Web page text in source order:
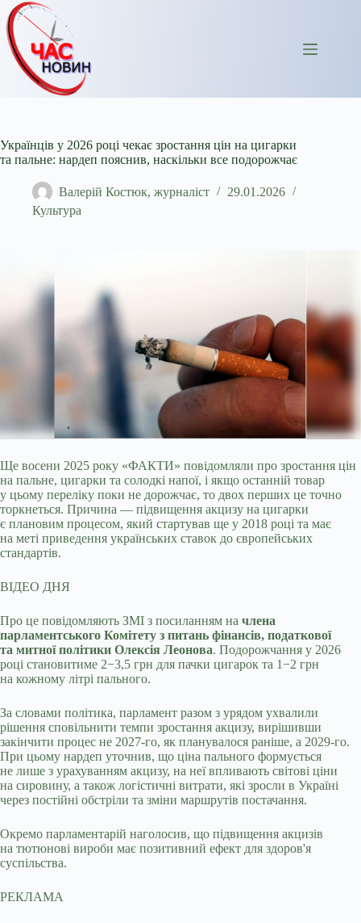
Перейти
до
вмісту
Українців у 2026 році чекає зростання цін на цигарки
та пальне: нардеп пояснив, наскільки все подорожчає
Валерій Костюк, журналіст
29.01.2026
Культура
Ще восени 2025 року «ФАКТИ» повідомляли про зростання цін
на пальне, цигарки та солодкі напої, і якщо останній товар
у цьому переліку поки не дорожчає, то двох перших це точно
торкнеться. Причина — підвищення акцизу на цигарки
є плановим процесом, який стартував ще у 2018 році та має
на меті приведення українських ставок до європейських
стандартів.
ВІДЕО ДНЯ
Про це повідомляють ЗМІ з посиланням на члена
парламентського Комітету з питань фінансів, податкової
та митної політики Олексія Леонова. Подорожчання у 2026
році становитиме 2−3,5 грн для пачки цигарок та 1−2 грн
на кожному літрі пального.
За словами політика, парламент разом з урядом ухвалили
рішення сповільнити темпи зростання акцизу, вирішивши
закінчити процес не 2027-го, як планувалося раніше, а 2029-го.
При цьому нардеп уточнив, що ціна пального формується
не лише з урахуванням акцизу, на неї впливають світові ціни
на сировину, а також логістичні витрати, які зросли в Україні
через постійні обстріли та зміни маршрутів постачання.
Окремо парламентарій наголосив, що підвищення акцизів
на тютюнові вироби має позитивний ефект для здоров'я
суспільства.
РЕКЛАМА